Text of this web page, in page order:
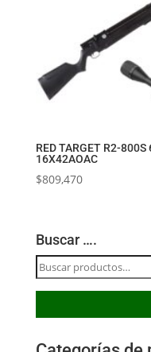
RED TARGET R2-
16X42AOAC
$809,470
Buscar ….
Buscar
por: